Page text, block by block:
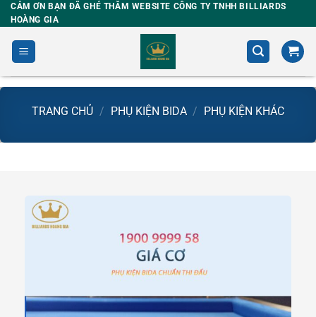
Skip
to
content
CẢM ƠN BẠN ĐÃ GHÉ THĂM WEBSITE CÔNG TY TNHH BILLIARDS
HOÀNG GIA
TRANG CHỦ / PHỤ KIỆN BIDA / PHỤ KIỆN KHÁC